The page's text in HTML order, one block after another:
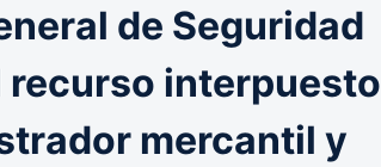
de Seguridad
recurso interpuesto
mercantil y